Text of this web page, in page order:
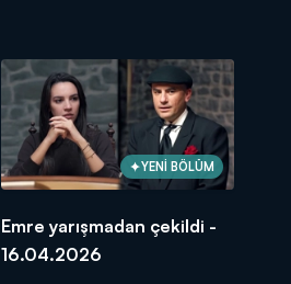
YENİ BÖLÜM
Emre yarışmadan çekildi -
16.04.2026